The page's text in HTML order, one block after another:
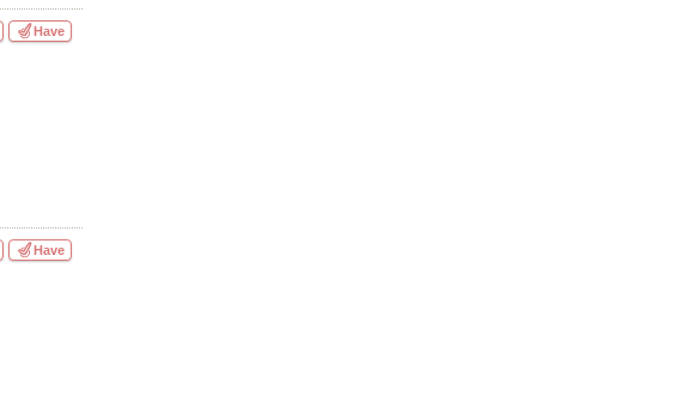
Have
Have